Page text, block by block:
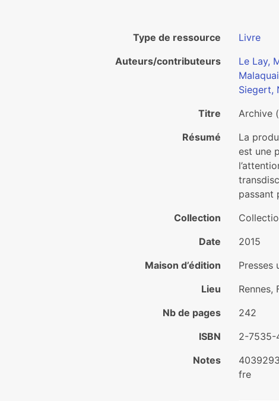
Type de ressource
Livre
Auteurs/contributeurs
Le Lay,
Siegert,
Titre
Archive
Résumé
La
est une
passant
Collection
Date
2015
Maison d’édition
Presses
Lieu
Rennes,
Nb de pages
242
ISBN
2-7535-
Notes
fre